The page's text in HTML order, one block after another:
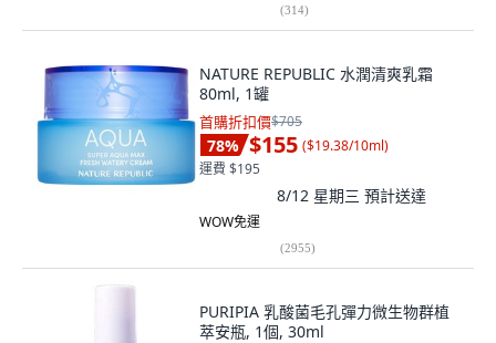
(314)
NATURE REPUBLIC 水潤清爽乳霜
80ml, 1罐
首購折扣價$705
78% $155 ($19.38/10ml)
運費 $195
8/12 星期三 預計送達
WOW免運
(2955)
PURIPIA 乳酸菌毛孔彈力微生物群植
萃安瓶, 1個, 30ml